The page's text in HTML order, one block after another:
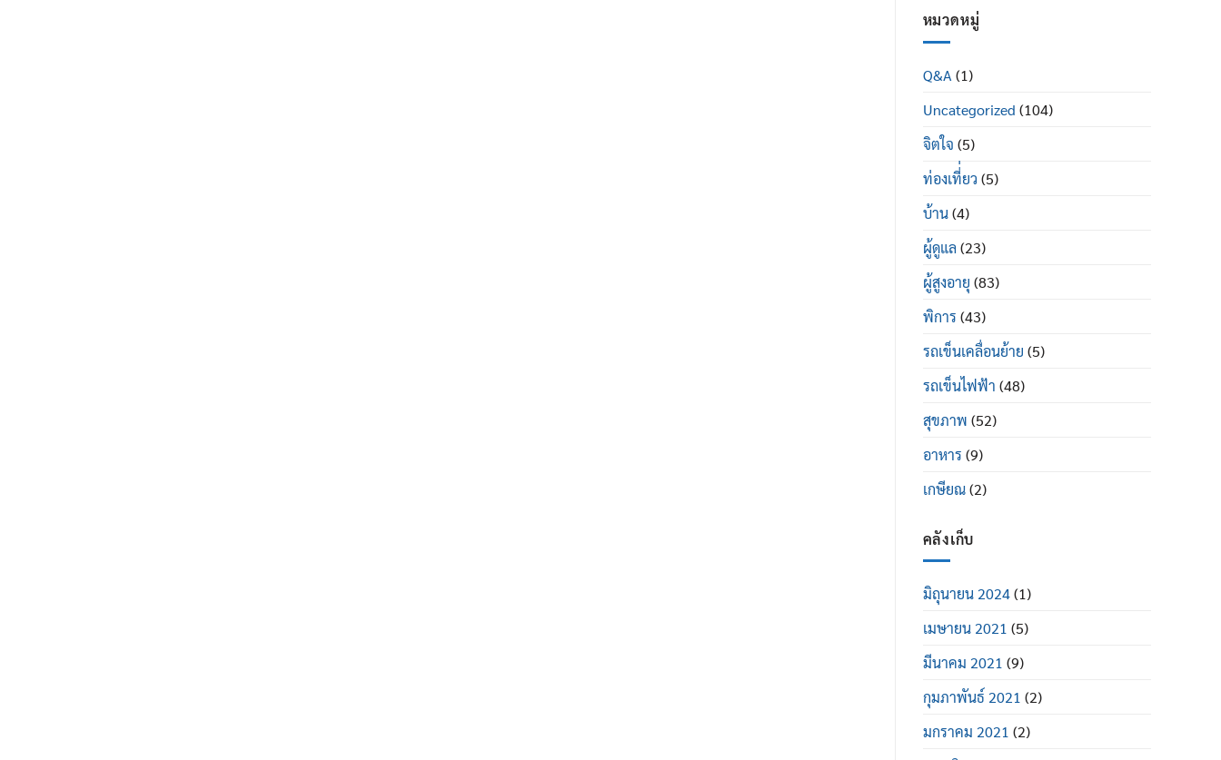
ยี่ห้อ
หมวดหมู่
Q&A (1)
Uncategorized (104)
จิตใจ (5)
ท่องเที่่ยว (5)
บ้าน(4)
ผู้ดูแล (23)
ผู้สูงอายุ (83)
พิการ (43)
รถเข็นเคลื่อนย้าย (5)
รถเข็นไฟฟ้า (48)
สุขภาพ (52)
อาหาร (9)
เกษียณ(2)
คลังเก็บ
มิถุนายน 2024(1)
เมษายน 2021 (5)
มีนาคม 2021 (9)
กุมภาพันธ์ 2021 (2)
มกราคม 2021 (2)